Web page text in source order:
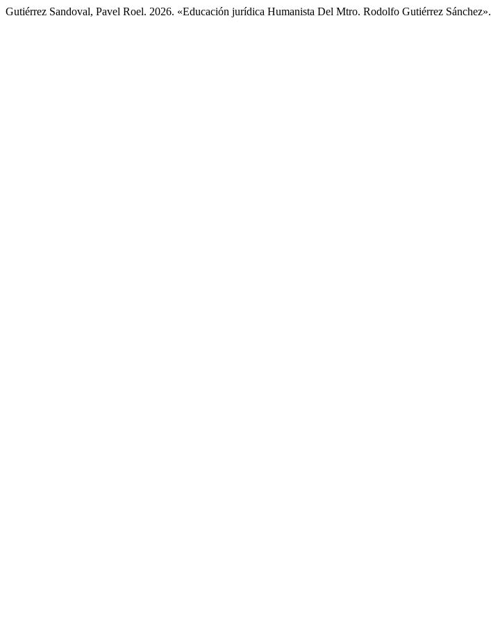
Gutiérrez Sandoval, Pavel Roel. 2026. «Educación jurídica Humanista Del Mtro. Rodolfo Gutiérrez Sánchez».